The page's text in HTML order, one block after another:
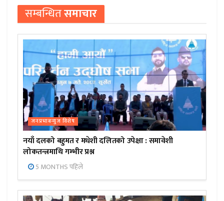
सम्बन्धितसमाचार
जनप्रभाबन्युज विशेष
नयाँ दलको बहुमत र मधेशी दलितको उपेक्षा : समावेशी
लोकतन्त्रमाथि गम्भीर प्रश्न
5 MONTHS पहिले